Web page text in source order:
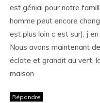
est génial pour notre
homme peut encore
est plus loin c est sur), j
Nous avons maintenant
éclate et grandit au vert,
maison
Répondre